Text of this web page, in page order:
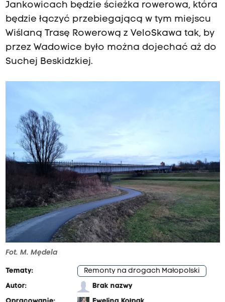
Jankowicach będzie ścieżka rowerowa, która
będzie łączyć przebiegającą w tym miejscu
Wiślaną Trasę Rowerową z VeloSkawa tak, by
przez Wadowice było można dojechać aż do
Suchej Beskidzkiej.
Fot. M. Mędela
Tematy:
Remonty na drogach Małopolski
Autor:
Brak nazwy